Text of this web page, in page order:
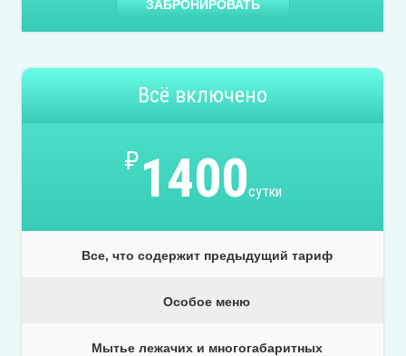
ЗАБРОНИРОВАТЬ
Всё включено
₽1400сутки
Все, что содержит предыдущий тариф
Особое меню
Мытье лежачих и многогабаритных